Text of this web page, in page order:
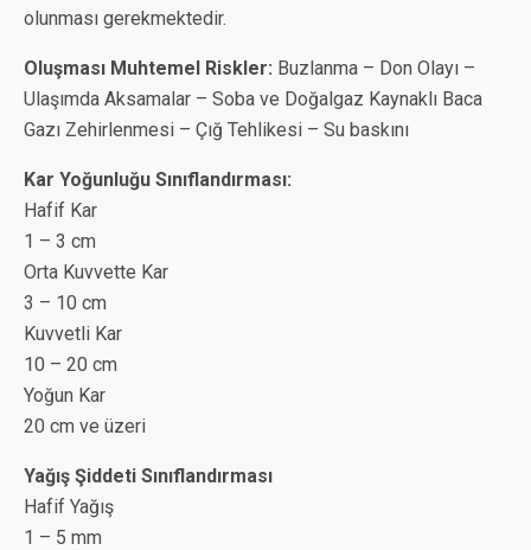
olunması gerekmektedir.
Oluşması Muhtemel Riskler: Buzlanma – Don Olayı –
Ulaşımda Aksamalar – Soba ve Doğalgaz Kaynaklı Baca
Gazı Zehirlenmesi – Çığ Tehlikesi – Su baskını
Kar Yoğunluğu Sınıflandırması:
Hafif Kar
1 – 3 cm
Orta Kuvvette Kar
3 – 10 cm
Kuvvetli Kar
10 – 20 cm
Yoğun Kar
20 cm ve üzeri
Yağış Şiddeti Sınıflandırması
Hafif Yağış
1 – 5 mm